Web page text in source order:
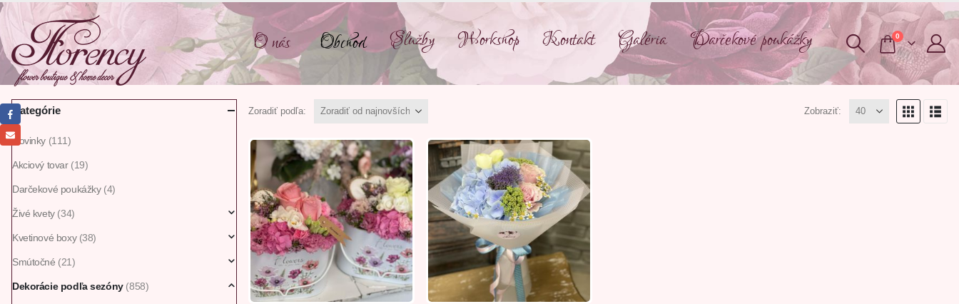
O nás Obchod Služby Workshop Kontakt Galéria Darčekové poukážky 0
Zoradiť podľa: Zobraziť:
Kategórie
Novinky (111)
Akciový tovar (19)
Darčekové poukážky (4)
Živé kvety (34)
Kvetinové boxy (38)
Smútočné (21)
Dekorácie podľa sezóny (858)